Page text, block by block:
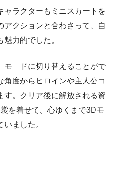
ャラクターもミニスカートを
アクションと合わさって、自
力的でした。
ードに切り替えることがで
角度からヒロインや主人公コ
す。クリア後に解放される資
を着せて、心ゆくまで3Dモ
ました。